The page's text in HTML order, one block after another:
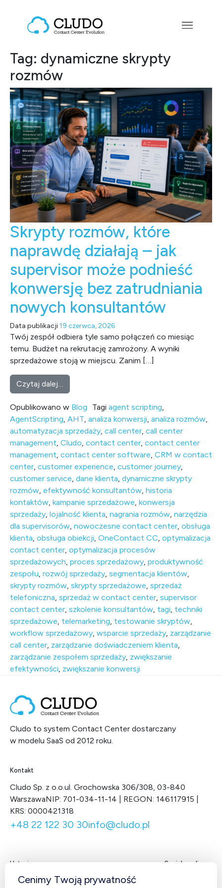
Main Navigation
Tag: dynamiczne skrypty
rozmów
Skrypty rozmów, które
naprawdę działają – jak
supervisor może podnieść
konwersję bez zatrudniania
nowych konsultantów
Data publikacji19 czerwca, 2026
Twój zespół odbiera tyle samo połączeń co miesiąc
temu. Budżet na rekrutację zamrożony. A wyniki
sprzedażowe stoją w miejscu. Zanim […]
Czytaj dalej…
Opublikowano w Blog Tagi agent scripting,
AgentScripting, AHT, analiza konwersji, analiza rozmów,
automatyzacja sprzedaży, call center, call center
management, Cludo, contact center, contact center
management, contact center software, CRM w contact
center, customer experience, customer journey,
customer service, dane klienta, dynamiczne skrypty
rozmów, efektywność konsultantów, historia
kontaktów, kampanie sprzedażowe, konwersja
sprzedaży, lojalność klienta, nagrania rozmów, narzędzia
dla supervisorów, nowoczesne contact center, obsługa
klienta, obsługa obiekcji, OneContact CC, optymalizacja
contact center, optymalizacja procesów
sprzedażowych, proces sprzedażowy, produktywność
zespołu, rozwój sprzedaży, segmentacja klientów,
skrypty rozmów, skrypty sprzedażowe, sprzedaż
telefoniczna, sprzedaż w contact center, supervisor
contact center, szkolenie konsultantów, tagi, techniki
sprzedażowe, telemarketing, testowanie skryptów,
workflow sprzedażowy, wsparcie sprzedaży, zarządzanie
call center, zarządzanie doświadczeniem klienta,
zarządzanie zespołem sprzedaży, zwiększanie
efektywności, zwiększanie konwersji
Cludo to system Contact Center dostarczany
w modelu SaaS od 2012 roku.
Kontakt
Cludo Sp. z o.o.ul. Grochowska 306/308, 03-840
WarszawaNIP: 701-034-11-14 | REGON: 146117915 |
KRS: 0000421318
+48 22 122 30 30info@cludo.pl
Usługi
Contact Center
Social media
Cenimy Twoją prywatność